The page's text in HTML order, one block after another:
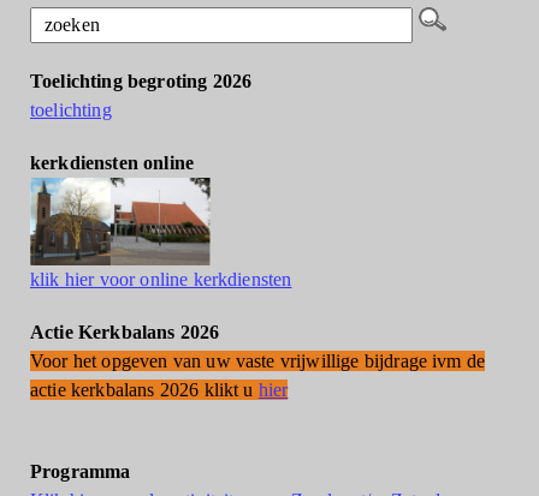
Toelichting begroting 2026
toelichting
kerkdiensten online
klik hier voor online kerkdiensten
Actie Kerkbalans 2026
Voor het opgeven van uw vaste vrijwillige bijdrage ivm de
actie kerkbalans 2026 klikt u hier
Programma